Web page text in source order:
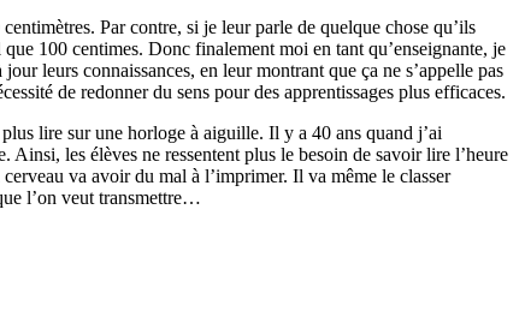
Par contre, si je leur parle de quelque chose qu’ils
100 centimes. Donc finalement moi en tant qu’enseignante, je
leurs connaissances, en leur montrant que ça ne s’appelle pas
de redonner du sens pour des apprentissages plus efficaces.
lire sur une horloge à aiguille. Il y a 40 ans quand j’ai
les élèves ne ressentent plus le besoin de savoir lire l’heure
va avoir du mal à l’imprimer. Il va même le classer
l’on veut transmettre…